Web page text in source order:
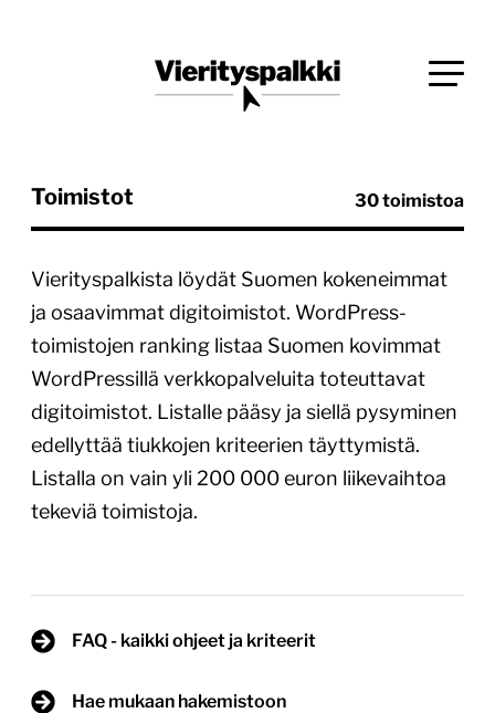
Vierityspalkki.fi
Toimistot 30 toimistoa
Vierityspalkista löydät Suomen kokeneimmat
ja osaavimmat digitoimistot. WordPress-
toimistojen ranking listaa Suomen kovimmat
WordPressillä verkkopalveluita toteuttavat
digitoimistot. Listalle pääsy ja siellä pysyminen
edellyttää tiukkojen kriteerien täyttymistä.
Listalla on vain yli 200 000 euron liikevaihtoa
tekeviä toimistoja.
FAQ - kaikki ohjeet ja kriteerit
Hae mukaan hakemistoon